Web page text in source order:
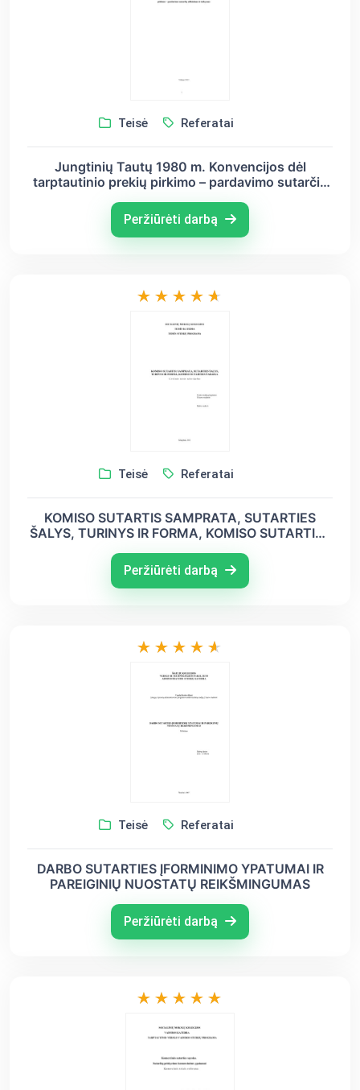
Teisė Referatai
Jungtinių Tautų 1980 m. Konvencijos dėl
tarptautinio prekių pirkimo – pardavimo sutarčių
Peržiūrėti darbą
Teisė Referatai
KOMISO SUTARTIS SAMPRATA, SUTARTIES
ŠALYS, TURINYS IR FORMA, KOMISO SUTARTIES
Peržiūrėti darbą
Teisė Referatai
DARBO SUTARTIES ĮFORMINIMO YPATUMAI IR
PAREIGINIŲ NUOSTATŲ REIKŠMINGUMAS
Peržiūrėti darbą